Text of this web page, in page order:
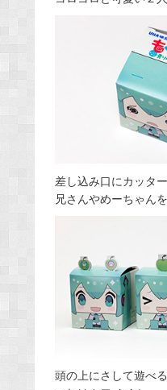
差し込み口にカッタ
兄さんやめーちゃん
頭の上にさして遊べ